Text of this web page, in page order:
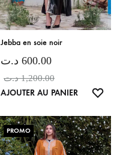
Jebba en soie noir
600.00 د.ت
1,200.00 د.ت
AJOUTER AU PANIER
PROMO